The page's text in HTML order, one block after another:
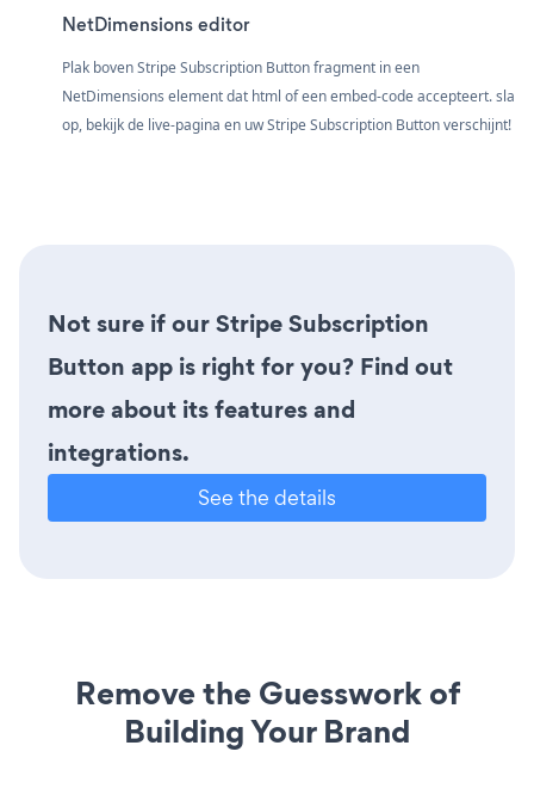
NetDimensions editor
Plak boven Stripe Subscription Button fragment in een
NetDimensions element dat html of een embed-code accepteert. sla
op, bekijk de live-pagina en uw Stripe Subscription Button verschijnt!
Not sure if our Stripe Subscription
Button app is right for you? Find out
more about its features and
integrations.
See the details
Remove the Guesswork of
Building Your Brand